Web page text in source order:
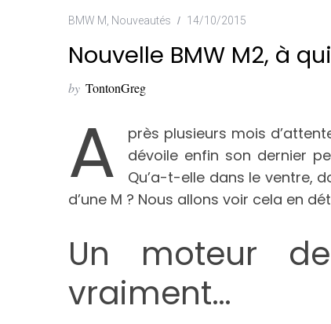
BMW M Nouveautés 14/10/2015
Nouvelle BMW M2, à
by TontonGreg
A
près plusieurs mois
dévoile enfin son dernier
Qu’a-t-elle dans le ventre,
d’une M ? Nous allons voir cela en
Un moteur
vraiment…